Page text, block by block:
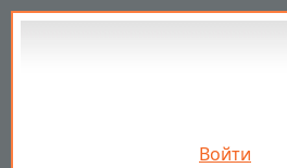
Перейти к основному
Войти